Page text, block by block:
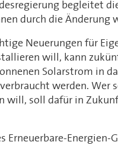
begleitet
durch die Änderung
Neuerungen für
will, kann
Solarstrom in
werden. Wer
will, soll dafür in
Erneuerbare-Energien-